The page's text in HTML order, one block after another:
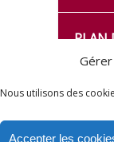
Nous utilisons des
Accepter les
PLAN